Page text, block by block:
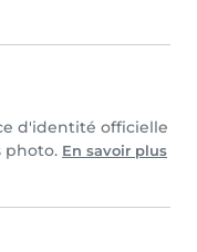
d'identité officielle
photo. En savoir plus